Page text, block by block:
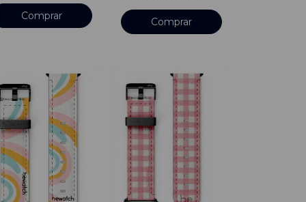
Comprar
Comprar